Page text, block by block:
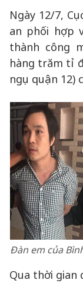
Ngày 12/7,
an phối hợp
thành công
hàng trăm tỉ
ngụ quận 12)
Đàn em của
Qua thời gian